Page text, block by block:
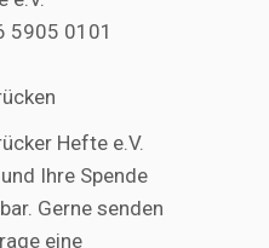
5905 0101
Hefte e.V.
Ihre Spende
Gerne senden
eine